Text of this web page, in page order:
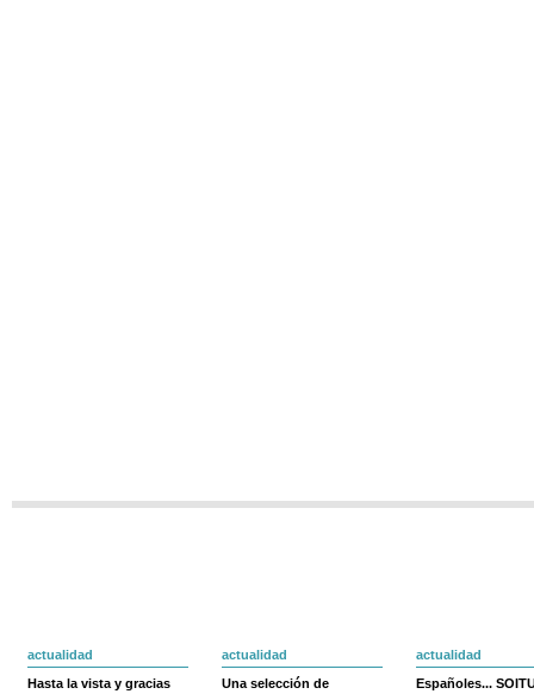
actualidad
Hasta la vista y gracias
actualidad
Una selección de
actualidad
Españoles...